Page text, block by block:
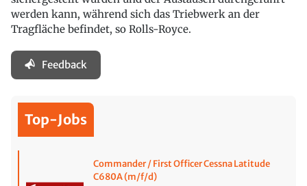
werden kann, während sich das Triebwerk an der
Tragfläche befindet, so Rolls-Royce.
Feedback
Top-Jobs
Commander / First Officer Cessna Latitude
C680A (m/f/d)